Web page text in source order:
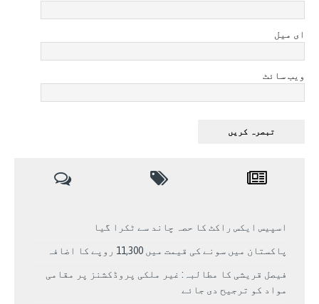
ای میل
ویب سائٹ
اسپیس ایکس راکٹ کا حصہ چاند سے ٹکرا گیا
پاکستان میں سونے کی قیمت میں 11,300 روپے کا اضافہ
فیصل قریشی کا مطالبہ: غیر ملکی پروڈکشنز پر مقامی
مواد کو ترجیح دی جائے